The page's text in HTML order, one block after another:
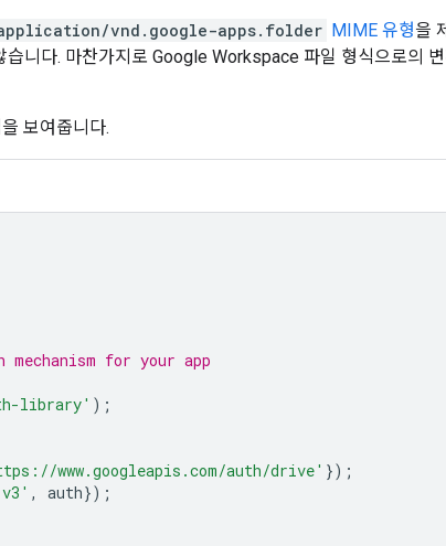
vnd.google-apps.folder MIME 유형을
니다. 마찬가지로 Google Workspace 파일 형식으로의
보여줍니다.
mechanism for your app
library' );
www.googleapis.com/auth/drive' });
, auth});